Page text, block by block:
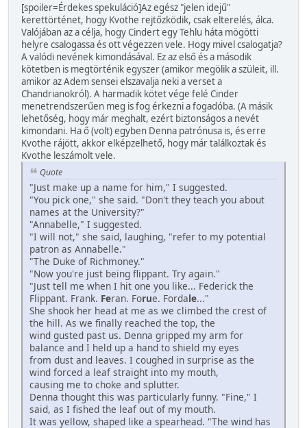
[spoiler=Érdekes spekuláció]Az egész "jelen idejű"
kerettörténet, hogy Kvothe rejtőzködik, csak elterelés, álca.
Valójában az a célja, hogy Cindert egy Tehlu háta mögötti
helyre csalogassa és ott végezzen vele. Hogy mivel csalogatja?
A valódi nevének kimondásával. Ez az első és a második
kötetben is megtörténik egyszer (amikor megölik a szüleit, ill.
amikor az Adem sensei elszavalja neki a verset a
Chandrianokról). A harmadik kötet vége felé Cinder
menetrendszerűen meg is fog érkezni a fogadóba. (A másik
lehetőség, hogy már meghalt, ezért biztonságos a nevét
kimondani. Ha ő (volt) egyben Denna patrónusa is, és erre
Kvothe rájött, akkor elképzelhető, hogy már találkoztak és
Kvothe leszámolt vele.
Quote
"Just make up a name for him," I suggested.
"You pick one," she said. "Don't they teach you about
names at the University?"
"Annabelle," I suggested.
"I will not," she said, laughing, "refer to my potential
patron as Annabelle."
"The Duke of Richmoney."
"Now you're just being flippant. Try again."
"Just tell me when I hit one you like... Federick the
Flippant. Frank. Feran. Forue. Fordale..."
She shook her head at me as we climbed the crest of
the hill. As we finally reached the top, the
wind gusted past us. Denna gripped my arm for
balance and I held up a hand to shield my eyes
from dust and leaves. I coughed in surprise as the
wind forced a leaf straight into my mouth,
causing me to choke and splutter.
Denna thought this was particularly funny. "Fine," I
said, as I fished the leaf out of my mouth.
It was yellow, shaped like a spearhead. "The wind has